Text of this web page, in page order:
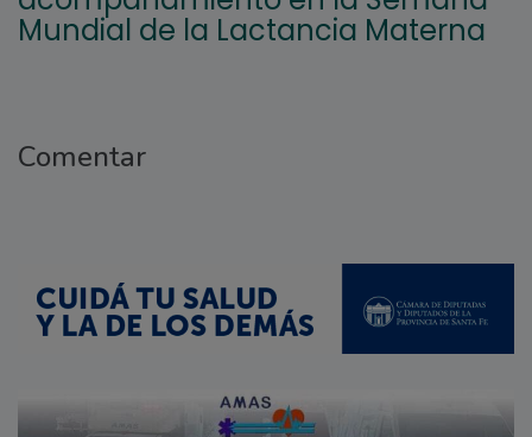
Mundial de la Lactancia Materna
Comentar